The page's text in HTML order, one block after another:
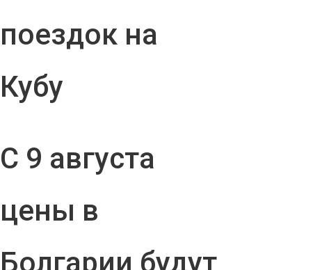
поездок на
Кубу
С 9 августа
цены в
Болгарии будут